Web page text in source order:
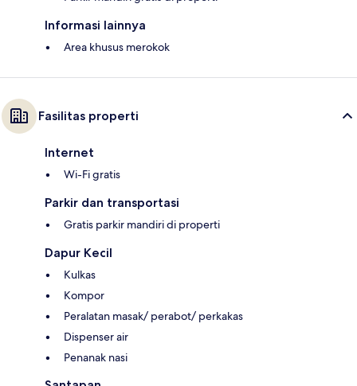
Informasi lainnya
Area khusus merokok
Fasilitas properti
Internet
Wi-Fi gratis
Parkir dan transportasi
Gratis parkir mandiri di properti
Dapur Kecil
Kulkas
Kompor
Peralatan masak/ perabot/ perkakas
Dispenser air
Penanak nasi